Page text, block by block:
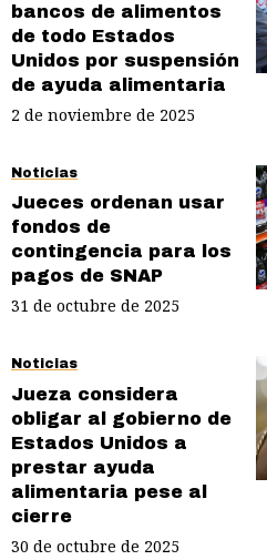
bancos de alimentos
de todo Estados
Unidos por suspensión
de ayuda alimentaria
2 de noviembre de 2025
Noticias
Jueces ordenan usar
fondos de
contingencia para los
pagos de SNAP
31 de octubre de 2025
Noticias
Jueza considera
obligar al gobierno de
Estados Unidos a
prestar ayuda
alimentaria pese al
cierre
30 de octubre de 2025